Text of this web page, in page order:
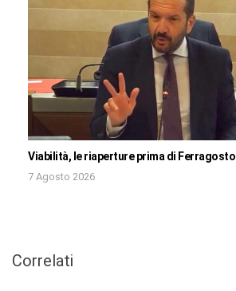
Viabilità, le riaperture prima di Ferragosto
7 Agosto 2026
Correlati